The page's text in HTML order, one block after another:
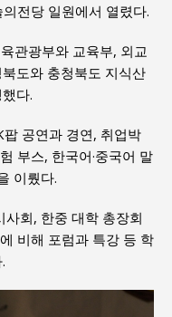
전당 일원에서 열렸다.
관광부와 교육부, 외교
도와 충청북도 지식산
다.
공연과 경연, 취업박
부스, 한국어·중국어 말
이뤘다.
회, 한중 대학 총장회
비해 포럼과 특강 등 학